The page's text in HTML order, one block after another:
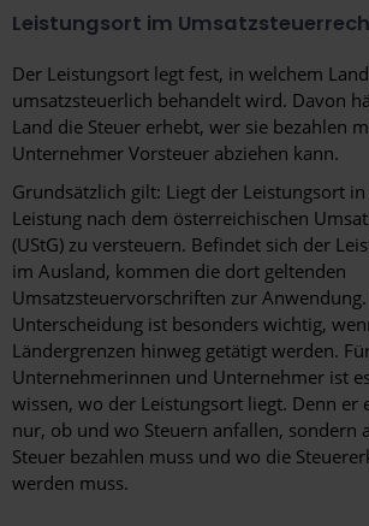
Leistungsort im
Der Leistungsort legt fest, in welchem
umsatzsteuerlich behandelt wird. Davon
Land die Steuer erhebt, wer sie bezahlen
Unternehmer Vorsteuer abziehen kann.
Grundsätzlich gilt: Liegt der Leistungsort
Leistung nach dem österreichischen
(UStG) zu versteuern. Befindet sich der
im Ausland, kommen die dort geltenden
Umsatzsteuervorschriften zur
Unterscheidung ist besonders wichtig,
Ländergrenzen hinweg getätigt werden.
Unternehmerinnen und Unternehmer ist
wissen, wo der Leistungsort liegt. Denn er
nur, ob und wo Steuern anfallen, sondern
Steuer bezahlen muss und wo die
werden muss.